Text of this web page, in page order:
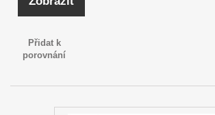
Přidat k
porovnání